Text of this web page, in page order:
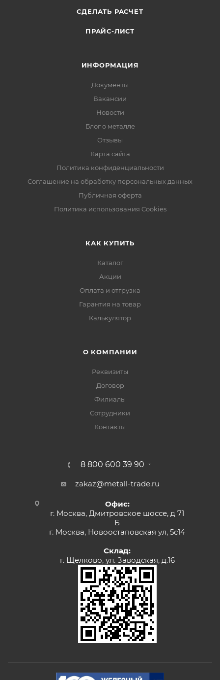
СДЕЛАТЬ РАСЧЕТ
ПРАЙС-ЛИСТ
ИНФОРМАЦИЯ
Документы
Вакансии
Новости
Блог о металле
Отзывы
Карта сайта
Политика конфиденциальности
Соглашение на обработку персональных данных
Публичная оферта
Политика использования Cookies
КАК КУПИТЬ
Каталог
Акции
Оплата и отгрузка
Гарантия на товар
Калькулятор
О КОМПАНИИ
Реквизиты
Договор
Филиалы
Сотрудники
Контакты
8 800 600 39 90
zakaz@metall-trade.ru
Офис:
г. Москва, Дмитровское шоссе, д 71
Б
г. Москва, Новоостаповская ул, 5с14
Склад:
г. Щелково, ул. Заводская, д.16